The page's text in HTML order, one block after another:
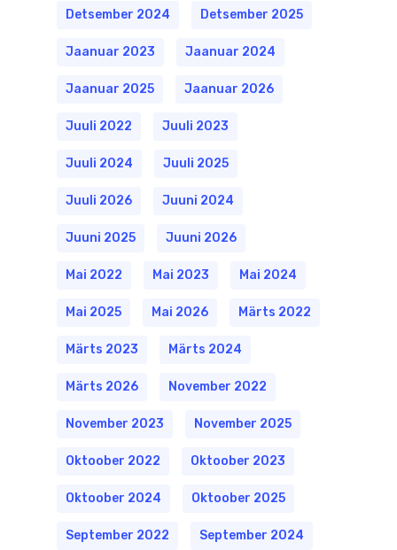
Detsember 2024 Detsember 2025
Jaanuar 2023 Jaanuar 2024
Jaanuar 2025 Jaanuar 2026
Juuli 2022 Juuli 2023
Juuli 2024 Juuli 2025
Juuli 2026 Juuni 2024
Juuni 2025 Juuni 2026
Mai 2022 Mai 2023 Mai 2024
Mai 2025 Mai 2026 Märts 2022
Märts 2023 Märts 2024
Märts 2026 November 2022
November 2023 November 2025
Oktoober 2022 Oktoober 2023
Oktoober 2024 Oktoober 2025
September 2022 September 2024